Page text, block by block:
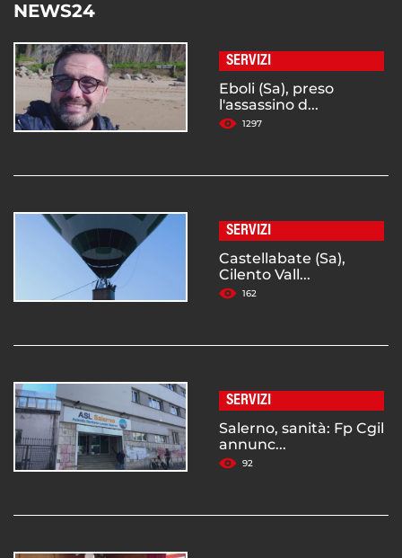
NEWS24
SERVIZI
Eboli (Sa), preso
l'assassino d...
1297
SERVIZI
Castellabate (Sa),
Cilento Vall...
162
SERVIZI
Salerno, sanità: Fp Cgil
annunc...
92